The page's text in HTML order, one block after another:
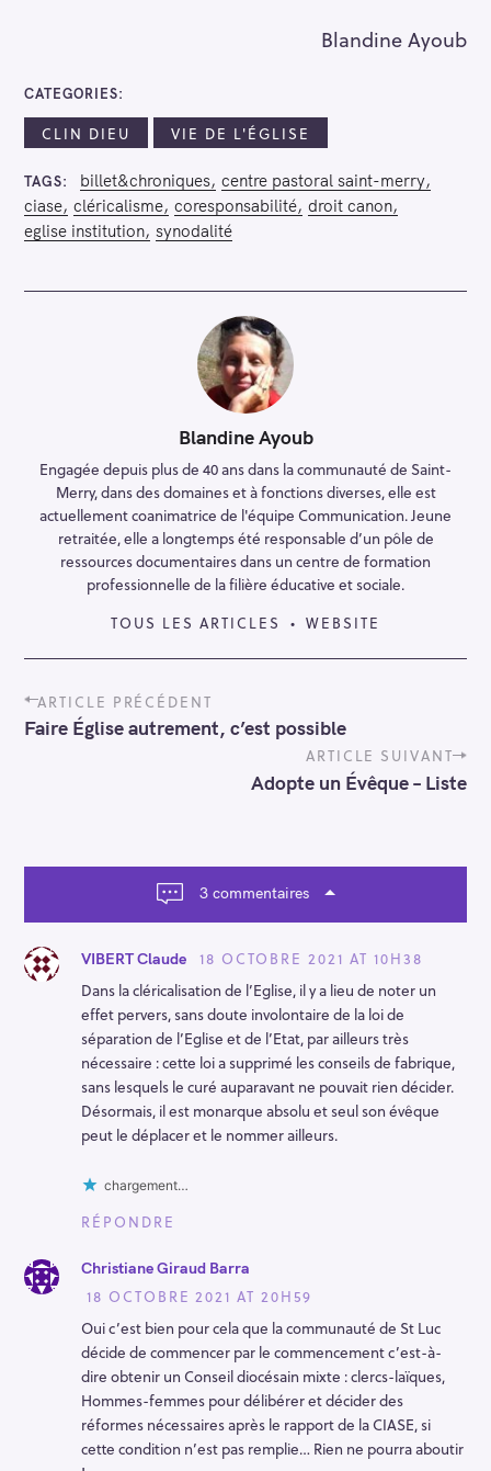
Blandine Ayoub
CATEGORIES
CLIN DIEU VIE DE L'ÉGLISE
TAGS billet&chroniques centre pastoral saint-merry
ciase cléricalisme coresponsabilité droit canon
eglise institution synodalité
Blandine Ayoub
Engagée depuis plus de 40 ans dans la communauté de Saint-
Merry, dans des domaines et à fonctions diverses, elle est
actuellement coanimatrice de l'équipe Communication. Jeune
retraitée, elle a longtemps été responsable d’un pôle de
ressources documentaires dans un centre de formation
professionnelle de la filière éducative et sociale.
TOUS LES ARTICLES
WEBSITE
P
o
s
g
o
n
ARTICLE PRÉCÉDENT
Faire Église autrement, c’est possible
ARTICLE SUIVANT
Adopte un Évêque – Liste
3 commentaires
VIBERT Claude
18 OCTOBRE 2021 AT 10H38
Dans la cléricalisation de l’Eglise, il y a lieu de noter un
effet pervers, sans doute involontaire de la loi de
séparation de l’Eglise et de l’Etat, par ailleurs très
nécessaire : cette loi a supprimé les conseils de fabrique,
sans lesquels le curé auparavant ne pouvait rien décider.
Désormais, il est monarque absolu et seul son évêque
peut le déplacer et le nommer ailleurs.
chargement…
RÉPONDRE
Christiane Giraud Barra
18 OCTOBRE 2021 AT 20H59
Oui c’est bien pour cela que la communauté de St Luc
décide de commencer par le commencement c’est-à-
dire obtenir un Conseil diocésain mixte : clercs-laïques,
Hommes-femmes pour délibérer et décider des
réformes nécessaires après le rapport de la CIASE, si
cette condition n’est pas remplie… Rien ne pourra aboutir
R
h
e
r